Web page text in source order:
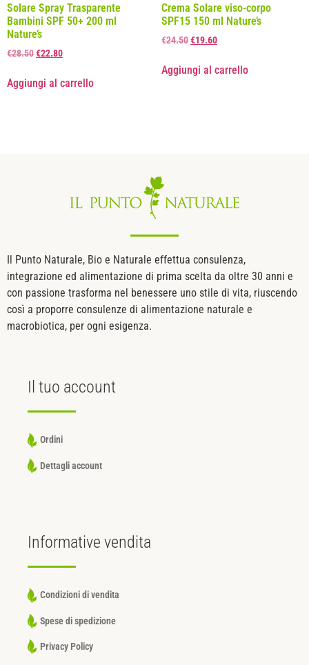
Solare Spray Trasparente
Bambini SPF 50+ 200 ml
Nature’s
€28.50€22.80
Aggiungi al carrello
Crema Solare viso-corpo
SPF15 150 ml Nature’s
€24.50€19.60
Aggiungi al carrello
Il Punto Naturale, Bio e Naturale effettua consulenza,
integrazione ed alimentazione di prima scelta da oltre 30 anni e
con passione trasforma nel benessere uno stile di vita, riuscendo
così a proporre consulenze di alimentazione naturale e
macrobiotica, per ogni esigenza.
Il tuo account
Ordini
Dettagli account
Informative vendita
Condizioni di vendita
Spese di spedizione
Privacy Policy